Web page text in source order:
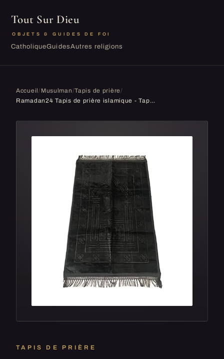
Tout Sur Dieu
OBJETS & GUIDES DE FOI
CatholiqueGuidesAutres religions
Accueil/ Musulman/Tapis de prière/
Ramadan24 Tapis de prière islamique - Tapis de prière musulmane rembourré épais doux - Lavable - Namaz avec motif islam oriental antidérapant - 80 x 120 cm (noir)
TAPIS DE PRIÈRE